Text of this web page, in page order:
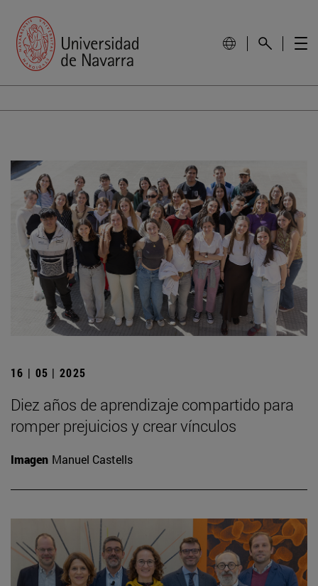
16 | 05 | 2025
Diez años de aprendizaje compartido para
romper prejuicios y crear vínculos
Imagen Manuel Castells